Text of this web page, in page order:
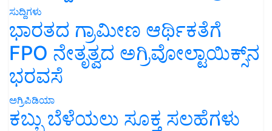
ಸುದ್ದಿಗಳು
ಭಾರತದ ಗ್ರಾಮೀಣ ಆರ್ಥಿಕತೆಗೆ
FPO ನೇತೃತ್ವದ ಅಗ್ರಿವೋಲ್ಟಾಯಿಕ್ಸ್‌ನ
ಭರವಸೆ
ಅಗ್ರಿಪಿಡಿಯಾ
ಕಬ್ಬು ಬೆಳೆಯಲು ಸೂಕ್ತ ಸಲಹೆಗಳು